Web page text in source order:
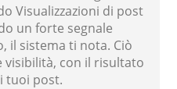
Visualizzazioni di post
un forte segnale
il sistema ti nota. Ciò
con il risultato
tuoi post.